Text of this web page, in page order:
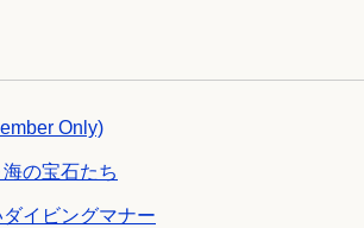
Only)
の宝石たち
イビングマナー